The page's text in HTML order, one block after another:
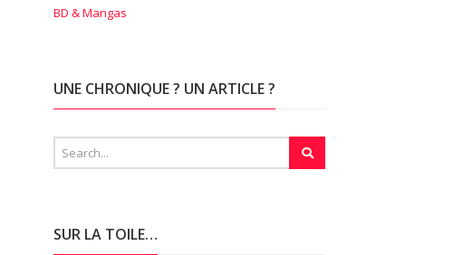
BD & Mangas
UNE CHRONIQUE ? UN ARTICLE ?
SUR LA TOILE…